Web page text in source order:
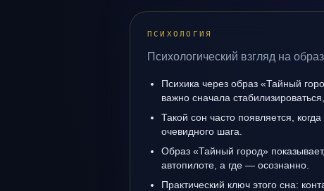
ПСИХОЛОГИЯ
Психологический взгляд на
Психика через образ «Тайный
важно сначала
Такой сон часто появляется,
очевидного шага.
Образ «Тайный город»
автопилоте, а где — осознанно.
Практический ключ этого сна: